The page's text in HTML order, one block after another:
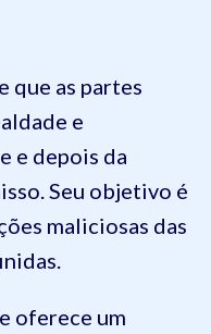
que as partes
e
e depois da
Seu objetivo é
maliciosas das
oferece um